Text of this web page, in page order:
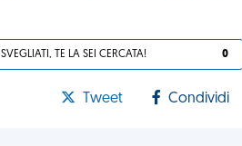
SVEGLIATI, TE LA SEI CERCATA! 0
Tweet Condividi